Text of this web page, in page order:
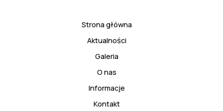
Strona główna
Aktualności
Galeria
O nas
Informacje
Kontakt